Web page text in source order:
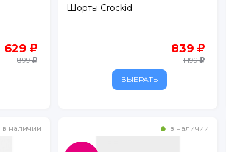
629
899
Шорты Crockid
839
1 199
ВЫБРАТЬ
в наличии в наличии